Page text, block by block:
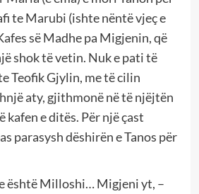
te Marubi (ishte nëntë vjeç e
së Madhe pa Migjenin, që
shok të vetin. Nuk e pati të
Teofik Gjylin, me të cilin
aty, gjithmonë në të njëjtën
e ditës. Për një çast
parasysh dëshirën e Tanos për
është Milloshi… Migjeni yt, –